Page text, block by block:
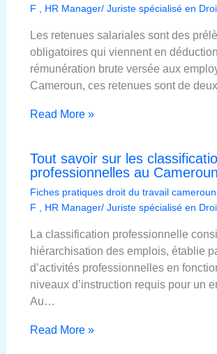
F , HR Manager/ Juriste spécialisé en
Les retenues salariales sont des
obligatoires qui viennent en
rémunération brute versée aux
Cameroun, ces retenues sont de
Read More »
Tout savoir sur les
professionnelles au Cameroun
Fiches pratiques droit du travail
F , HR Manager/ Juriste spécialisé en
La classification professionnelle
hiérarchisation des emplois, établie
d’activités professionnelles en
niveaux d’instruction requis pour un
Au…
Read More »